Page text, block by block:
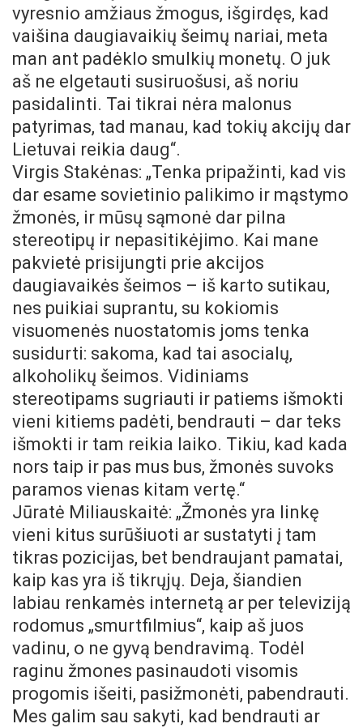
vyresnio amžiaus žmogus, išgirdęs, kad
vaišina daugiavaikių šeimų nariai, meta
man ant padėklo smulkių monetų. O juk
aš ne elgetauti susiruošusi, aš noriu
pasidalinti. Tai tikrai nėra malonus
patyrimas, tad manau, kad tokių akcijų dar
Lietuvai reikia daug“.
Virgis Stakėnas: „Tenka pripažinti, kad vis
dar esame sovietinio palikimo ir mąstymo
žmonės, ir mūsų sąmonė dar pilna
stereotipų ir nepasitikėjimo. Kai mane
pakvietė prisijungti prie akcijos
daugiavaikės šeimos – iš karto sutikau,
nes puikiai suprantu, su kokiomis
visuomenės nuostatomis joms tenka
susidurti: sakoma, kad tai asocialų,
alkoholikų šeimos. Vidiniams
stereotipams sugriauti ir patiems išmokti
vieni kitiems padėti, bendrauti – dar teks
išmokti ir tam reikia laiko. Tikiu, kad kada
nors taip ir pas mus bus, žmonės suvoks
paramos vienas kitam vertę.“
Jūratė Miliauskaitė: „Žmonės yra linkę
vieni kitus surūšiuoti ar sustatyti į tam
tikras pozicijas, bet bendraujant pamatai,
kaip kas yra iš tikrųjų. Deja, šiandien
labiau renkamės internetą ar per televiziją
rodomus „smurtfilmius“, kaip aš juos
vadinu, o ne gyvą bendravimą. Todėl
raginu žmones pasinaudoti visomis
progomis išeiti, pasižmonėti, pabendrauti.
Mes galim sau sakyti, kad bendrauti ar